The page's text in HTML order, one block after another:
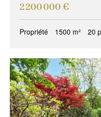
2 200 000 €
Propriété 1500 m² 20